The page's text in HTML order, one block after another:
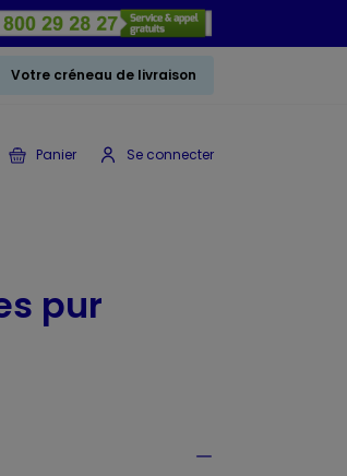
Votre créneau de livraison
Panier Se connecter
pur